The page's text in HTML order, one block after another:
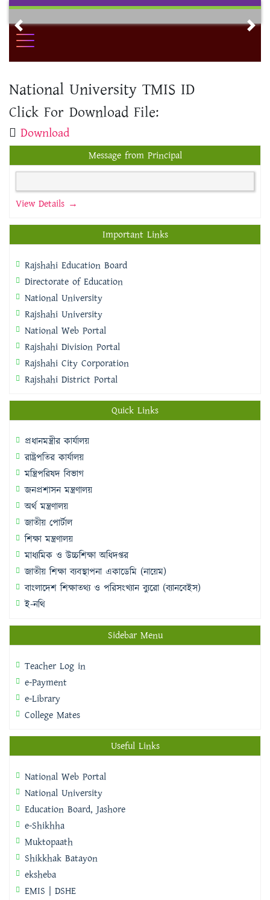
Skip
contentPrevious
National University TMIS ID
Click For Download File:
Download
Message from Principal
View Details →
Important Links
Rajshahi Education Board
Directorate of Education
National University
Rajshahi University
National Web Portal
Rajshahi Division Portal
Rajshahi City Corporation
Rajshahi District Portal
Quick Links
প্রধানমন্ত্রীর কার্যালয়
রাষ্ট্রপতির কার্যালয়
মন্ত্রিপরিষদ বিভাগ
জনপ্রশাসন মন্ত্রণালয়
অর্থ মন্ত্রণালয়
জাতীয় পোর্টাল
শিক্ষা মন্ত্রণালয়
মাধ্যমিক ও উচ্চশিক্ষা অধিদপ্তর
জাতীয় শিক্ষা ব্যবস্থাপনা একাডেমি (নায়েম)
বাংলাদেশ শিক্ষাতথ্য ও পরিসংখ্যান ব্যুরো (ব্যানবেইস)
ই-নথি
Sidebar Menu
Teacher Log in
e-Payment
e-Library
College Mates
Useful Links
National Web Portal
National University
Education Board, Jashore
e-Shikhha
Muktopaath
Shikkhak Batayon
eksheba
EMIS | DSHE